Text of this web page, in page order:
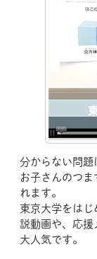
分からない問題
お子さんのつ
れます。
東京大学をは
説動画や、応援
大人気です。